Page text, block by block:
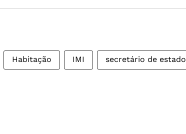
Habitação IMI secretário de estado